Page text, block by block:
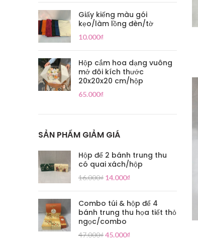
Giấy kiếng màu gói
kẹo/làm lồng đèn/tờ
10.000₫
Hộp cắm hoa dạng vuông
mở đôi kích thước
20x20x20 cm/hộp
65.000₫
SẢN PHẨM GIẢM GIÁ
Hộp để 2 bánh trung thu
có quai xách/hộp
16.000₫ 14.000₫
Combo túi & hộp để 4
bánh trung thu họa tiết thỏ
ngọc/combo
47.000₫45.000₫